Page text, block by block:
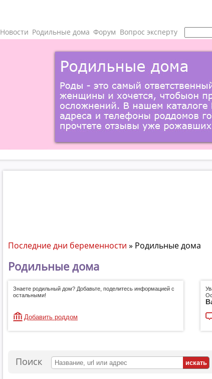
Новости Родильные дома Форум Вопрос эксперту
Последние дни беременности » Родильные дома
Родильные дома
Знаете родильный дом? Добавьте, поделитесь информацией с
остальными!
Добавить роддом
Поиск